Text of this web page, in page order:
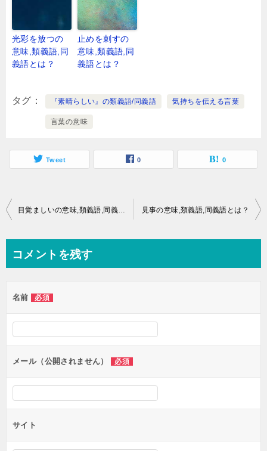
光彩を放つの
意味,類義語,同
義語とは？
止めを刺すの
意味,類義語,同
義語とは？
タグ 『素晴らしい』の類義語/同義語 気持ちを伝える言葉
言葉の意味
Tweet 0 0
投
ビ
ー
シ
ン
目覚ましいの意味,類義語,同義語とは？ 見事の意味,類義語,同義語とは？
コメントを残す
名前 必須
メール（公開されません） 必須
サイト